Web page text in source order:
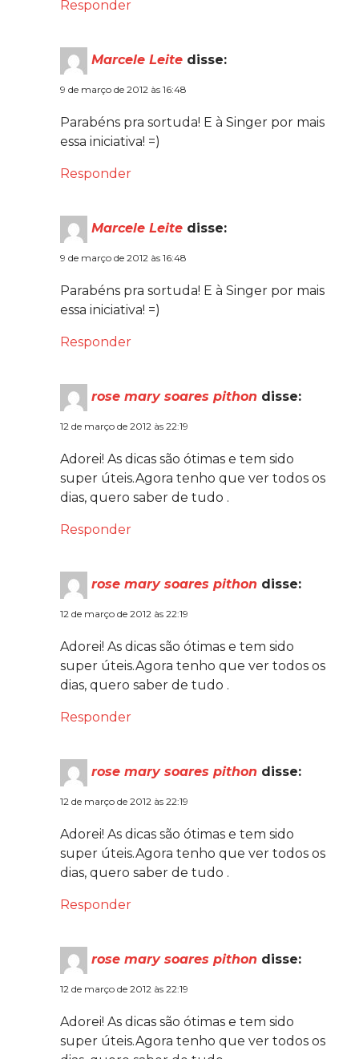
Responder
Marcele Leite disse:
9 de março de 2012 às 16:48
Parabéns pra sortuda! E à Singer por mais
essa iniciativa! =)
Responder
Marcele Leite disse:
9 de março de 2012 às 16:48
Parabéns pra sortuda! E à Singer por mais
essa iniciativa! =)
Responder
rose mary soares pithon disse:
12 de março de 2012 às 22:19
Adorei! As dicas são ótimas e tem sido
super úteis.Agora tenho que ver todos os
dias, quero saber de tudo .
Responder
rose mary soares pithon disse:
12 de março de 2012 às 22:19
Adorei! As dicas são ótimas e tem sido
super úteis.Agora tenho que ver todos os
dias, quero saber de tudo .
Responder
rose mary soares pithon disse:
12 de março de 2012 às 22:19
Adorei! As dicas são ótimas e tem sido
super úteis.Agora tenho que ver todos os
dias, quero saber de tudo .
Responder
rose mary soares pithon disse:
12 de março de 2012 às 22:19
Adorei! As dicas são ótimas e tem sido
super úteis.Agora tenho que ver todos os